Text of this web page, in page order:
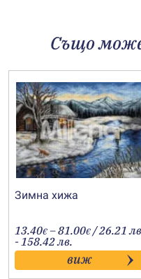
Също
Зимна хижа
13.40€ –81.00€Price
range:
13.40€
through
81.00€
/ 26.21
- 158.42 лв.
виж